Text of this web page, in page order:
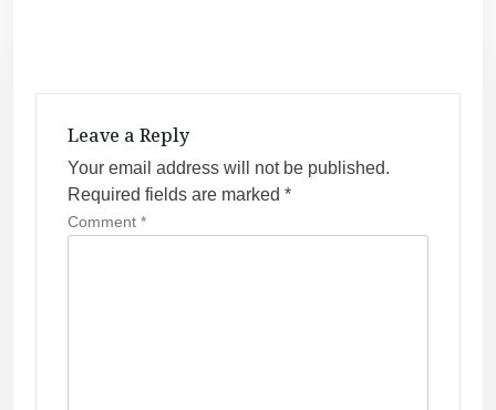
Leave a Reply
Your email address will not be published.
Required fields are marked *
Comment *